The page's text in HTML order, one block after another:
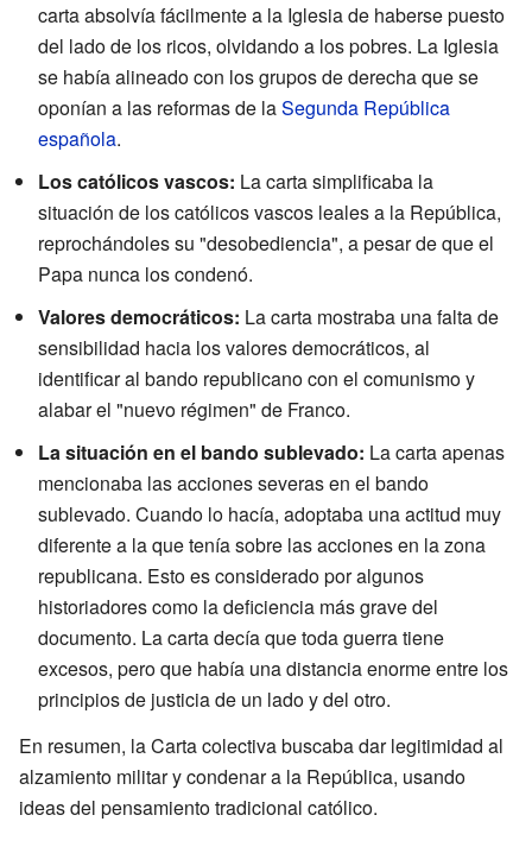
carta absolvía fácilmente a la Iglesia de haberse puesto
del lado de los ricos, olvidando a los pobres. La Iglesia
se había alineado con los grupos de derecha que se
oponían a las reformas de laSegunda República
española.
Los católicos vascos: La carta simplificaba la
situación de los católicos vascos leales a la República,
reprochándoles su "desobediencia", a pesar de que el
Papa nunca los condenó.
Valores democráticos: La carta mostraba una falta de
sensibilidad hacia los valores democráticos, al
identificar al bando republicano con el comunismo y
alabar el "nuevo régimen" de Franco.
La situación en el bando sublevado: La carta apenas
mencionaba las acciones severas en el bando
sublevado. Cuando lo hacía, adoptaba una actitud muy
diferente a la que tenía sobre las acciones en la zona
republicana. Esto es considerado por algunos
historiadores como la deficiencia más grave del
documento. La carta decía que toda guerra tiene
excesos, pero que había una distancia enorme entre los
principios de justicia de un lado y del otro.
En resumen, la Carta colectiva buscaba dar legitimidad al
alzamiento militar y condenar a la República, usando
ideas del pensamiento tradicional católico.